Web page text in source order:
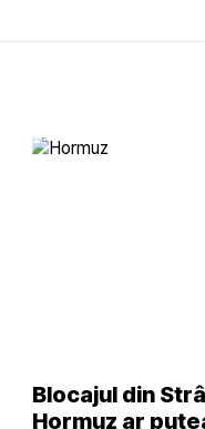
Blocajul din
Hormuz ar